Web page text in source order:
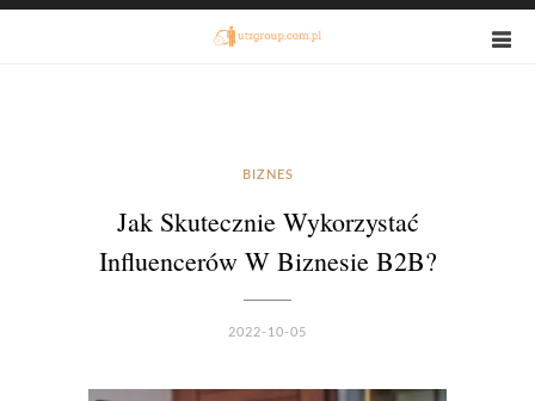
BIZNES
Jak Skutecznie Wykorzystać
Influencerów W Biznesie B2B?
2022-10-05